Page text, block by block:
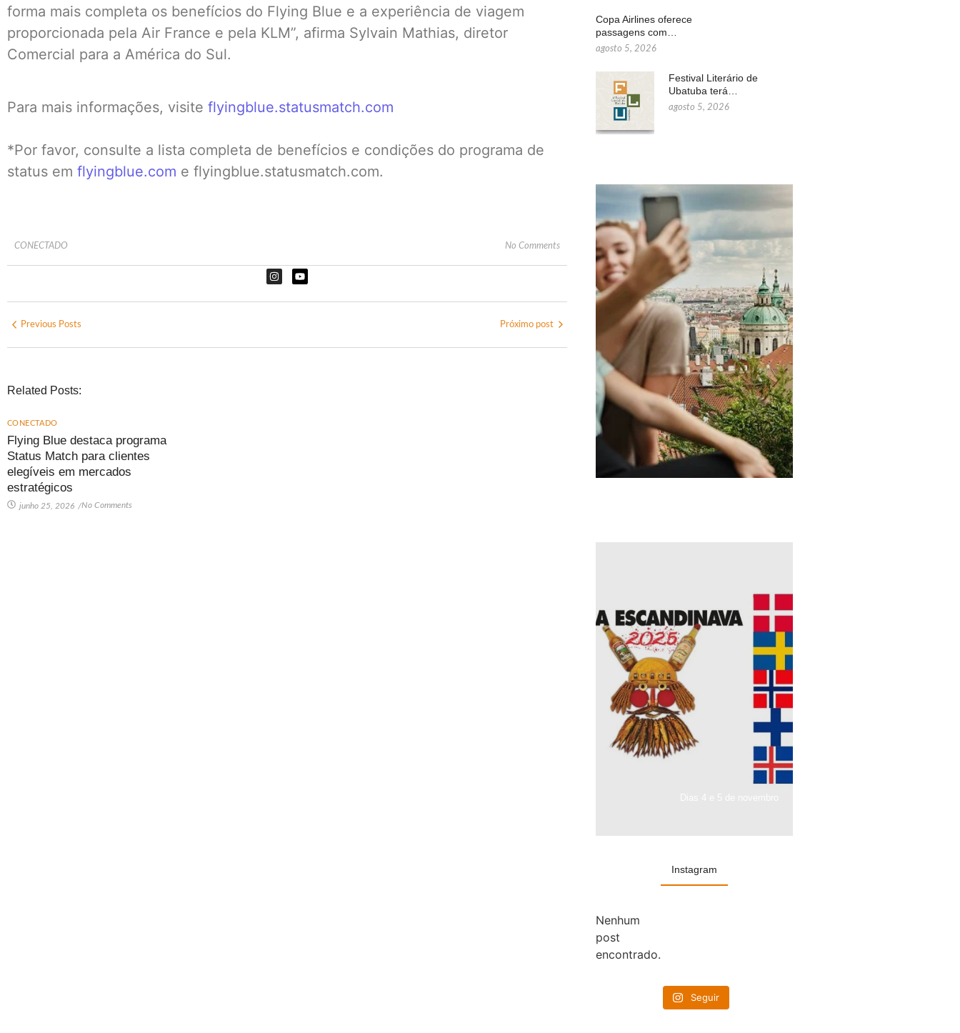
forma mais completa os benefícios do Flying Blue e a experiência de viagem
proporcionada pela Air France e pela KLM”, afirma Sylvain Mathias, diretor
Comercial para a América do Sul.
Para mais informações, visite flyingblue.statusmatch.com
*Por favor, consulte a lista completa de benefícios e condições do programa de
status em flyingblue.com e flyingblue.statusmatch.com.
CONECTADO No Comments
Previous Posts Próximo post
Related Posts:
CONECTADO
Flying Blue destaca programa
Status Match para clientes
elegíveis em mercados
estratégicos
junho 25, 2026 /No Comments
Copa Airlines oferece
passagens com…
agosto 5, 2026
Festival Literário de
Ubatuba terá…
agosto 5, 2026
Instagram
Nenhum
post
encontrado.
Seguir